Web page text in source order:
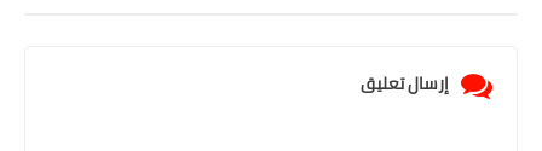
إرسال تعليق